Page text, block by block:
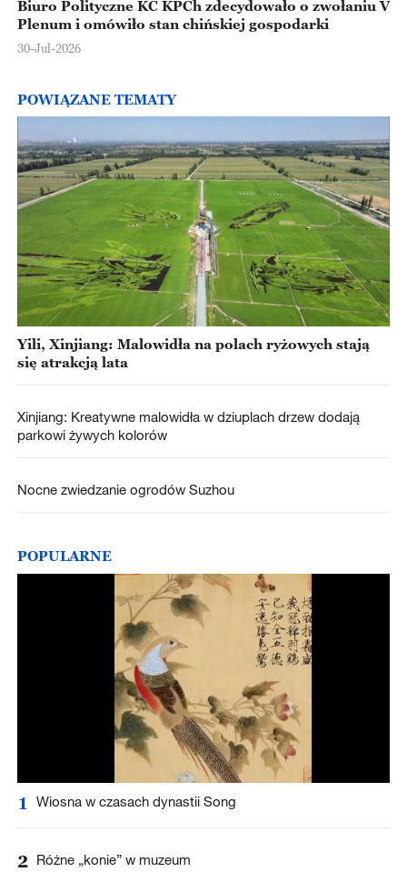
Biuro Polityczne KC KPCh zdecydowało o zwołaniu V
Plenum i omówiło stan chińskiej gospodarki
30-Jul-2026
POWIĄZANE TEMATY
Yili, Xinjiang: Malowidła na polach ryżowych stają
się atrakcją lata
Xinjiang: Kreatywne malowidła w dziuplach drzew dodają
parkowi żywych kolorów
Nocne zwiedzanie ogrodów Suzhou
POPULARNE
1 Wiosna w czasach dynastii Song
2 Różne „konie” w muzeum